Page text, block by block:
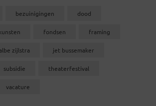
bezuinigingen dood
fondsen framing
zijlstra jet bussemaker
subsidie theaterfestival
vacature